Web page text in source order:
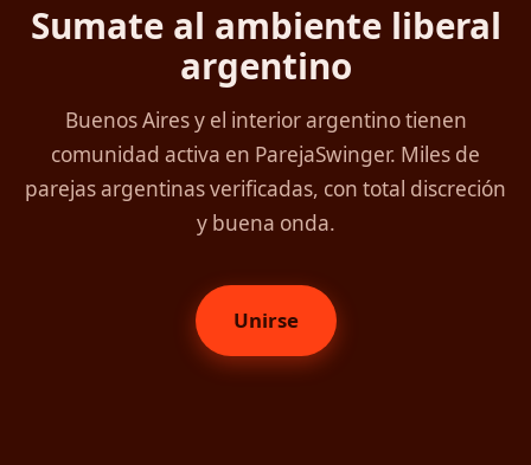
Sumate al ambiente liberal
argentino
Buenos Aires y el interior argentino tienen
comunidad activa en ParejaSwinger. Miles de
parejas argentinas verificadas, con total discreción
y buena onda.
Unirse